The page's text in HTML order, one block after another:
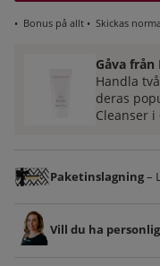
• Bonus på allt • Skickas
Gåva från
Handla
deras
Cleanser i
Paketinslagning–
Vill du ha